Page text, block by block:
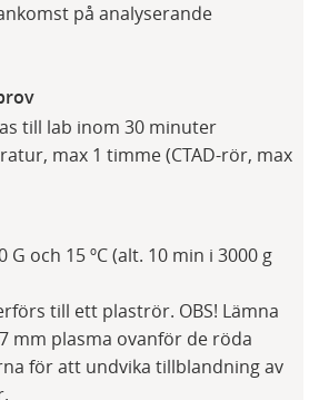
på analyserande
till lab inom 30 minuter
max 1 timme (CTAD-rör, max
G och 15 ºC (alt. 10 min i 3000 g
till ett plaströr. OBS! Lämna
mm plasma ovanför de röda
för att undvika tillblandning av